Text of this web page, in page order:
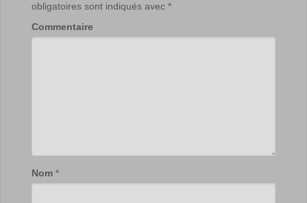
obligatoires sont indiqués avec *
Commentaire
Nom *